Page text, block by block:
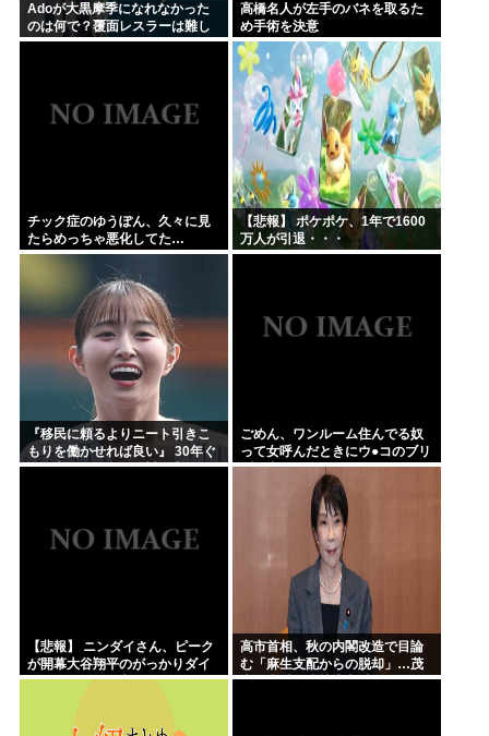
Adoが大黒摩季になれなかった
のは何で？覆面レスラーは難し
いよね
高橋名人が左手のバネを取るた
め手術を決意
チック症のゆうぽん、久々に見
たらめっちゃ悪化してた…
【悲報】 ポケポケ、1年で1600
万人が引退・・・
『移民に頼るよりニート引きこ
もりを働かせれば良い』 30年ぐ
らい言ってるけど絶対に実現し
ごめん、ワンルーム住んでる奴
って女呼んだときにウ●コのブリ
ブリ音どうしてんの？？
【悲報】 ニンダイさん、ピーク
が開幕大谷翔平のがっかりダイ
レクトだったと言われてしまう
高市首相、秋の内閣改造で目論
む「麻生支配からの脱却」…茂
木敏充氏も小林鷹之氏もクビ